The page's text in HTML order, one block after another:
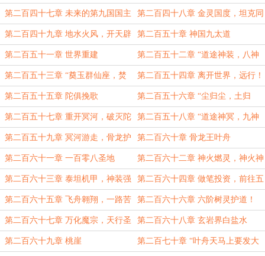
灵！
第二百四十七章 未来的第九国国主 第二百四十八章 金灵国度，坦克同
行
第二百四十九章 地水火风，开天辟
地，世界重立！
第二百五十章 神国九太道
第二百五十一章 世界重建 第二百五十二章 “道途神装，八神
藏之一！”
第二百五十三章 “奠玉群仙座，焚
香太乙宫。”
第二百五十四章 离开世界，远行！
第二百五十五章 陀俱挽歌 第二百五十六章 “尘归尘，土归
土……”
第二百五十七章 重开冥河，破灭陀
俱挽歌
第二百五十八章 “道途神冥，九神
藏之一！”
第二百五十九章 冥河游走，骨龙护
道
第二百六十章 骨龙王叶舟
第二百六十一章 一百零八圣地 第二百六十二章 神火燃灵，神火神
通
第二百六十三章 泰坦机甲，神装强
横
第二百六十四章 做笔投资，前往五
行宗！
第二百六十五章 飞舟翱翔，一路苦
修
第二百六十六章 六阶树灵护道！
第二百六十七章 万化魔宗，天行圣
地
第二百六十八章 玄岩界白盐水
第二百六十九章 桃崖 第二百七十章 “叶舟天马上要发大